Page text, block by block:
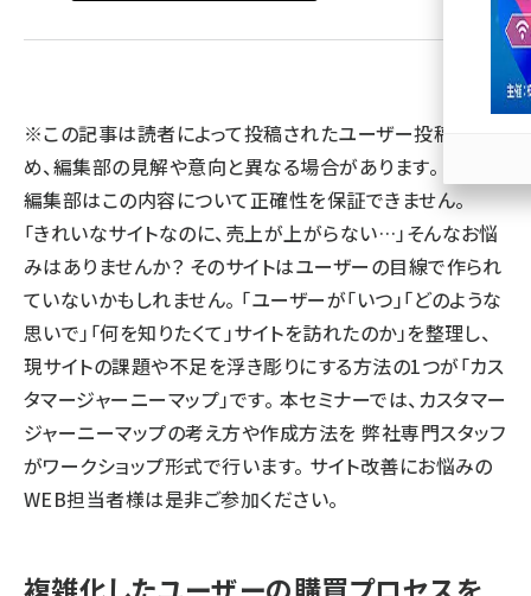
※この記事は読者によって投稿されたユーザー投稿のた
め、編集部の見解や意向と異なる場合があります。 また、
編集部はこの内容について正確性を保証できません。
「きれいなサイトなのに、売上が上がらない…」そんなお悩
みはありませんか？ そのサイトはユーザーの目線で作られ
ていないかもしれません。 「ユーザーが「いつ」「どのような
思いで」「何を知りたくて」サイトを訪れたのか」を整理し、
現サイトの課題や不足を浮き彫りにする方法の1つが「カス
タマージャーニーマップ」です。 本セミナーでは、カスタマー
ジャーニーマップの考え方や作成方法を 弊社専門スタッフ
がワークショップ形式で行います。 サイト改善にお悩みの
WEB担当者様は是非ご参加ください。